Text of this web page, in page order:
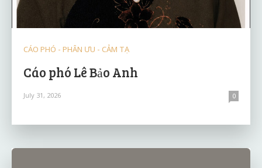
CÁO PHÓ - PHÂN ƯU - CẢM TẠ
Cáo phó Lê Bảo Anh
July 31, 2026 0